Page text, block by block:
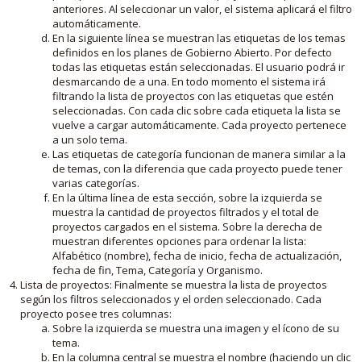
anteriores. Al seleccionar un valor, el sistema aplicará el filtro
automáticamente.
En la siguiente línea se muestran las etiquetas de los temas
definidos en los planes de Gobierno Abierto. Por defecto
todas las etiquetas están seleccionadas. El usuario podrá ir
desmarcando de a una. En todo momento el sistema irá
filtrando la lista de proyectos con las etiquetas que estén
seleccionadas. Con cada clic sobre cada etiqueta la lista se
vuelve a cargar automáticamente. Cada proyecto pertenece
a un solo tema.
Las etiquetas de categoría funcionan de manera similar a la
de temas, con la diferencia que cada proyecto puede tener
varias categorías.
En la última línea de esta sección, sobre la izquierda se
muestra la cantidad de proyectos filtrados y el total de
proyectos cargados en el sistema. Sobre la derecha de
muestran diferentes opciones para ordenar la lista:
Alfabético (nombre), fecha de inicio, fecha de actualización,
fecha de fin, Tema, Categoría y Organismo.
Lista de proyectos: Finalmente se muestra la lista de proyectos
según los filtros seleccionados y el orden seleccionado. Cada
proyecto posee tres columnas:
Sobre la izquierda se muestra una imagen y el ícono de su
tema.
En la columna central se muestra el nombre (haciendo un clic